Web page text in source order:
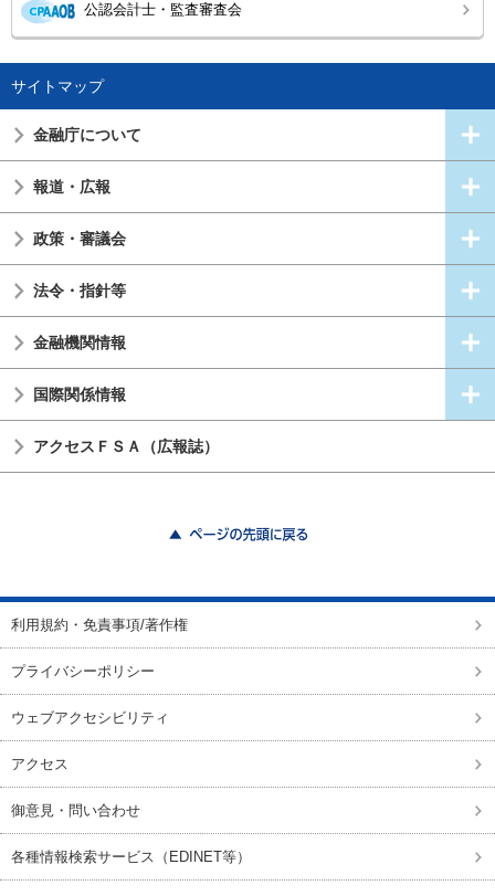
公認会計士・監査審査会
サイトマップ
金融庁について
報道・広報
政策・審議会
法令・指針等
金融機関情報
国際関係情報
アクセスＦＳＡ（広報誌）
利用規約・免責事項/著作権
プライバシーポリシー
ウェブアクセシビリティ
アクセス
御意見・問い合わせ
各種情報検索サービス（EDINET等）